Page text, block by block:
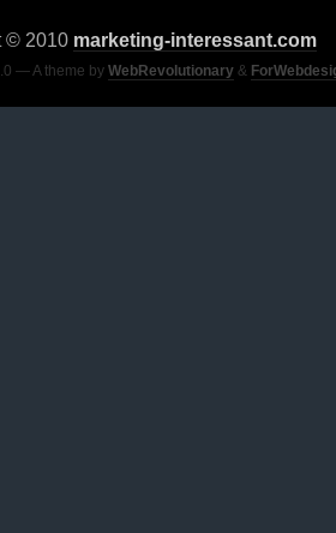
© 2010 marketing-interessant.com
— A theme by WebRevolutionary &